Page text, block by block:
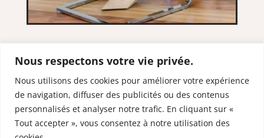
Nous respectons votre vie privée.
Nous utilisons des cookies pour améliorer votre expérience
de navigation, diffuser des publicités ou des contenus
personnalisés et analyser notre trafic. En cliquant sur «
Tout accepter », vous consentez à notre utilisation des
RESTONS EN
CONTACT